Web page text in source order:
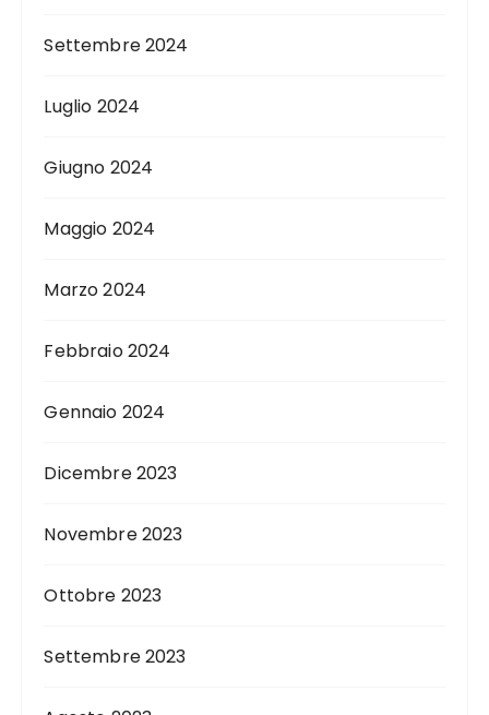
Settembre 2024
Luglio 2024
Giugno 2024
Maggio 2024
Marzo 2024
Febbraio 2024
Gennaio 2024
Dicembre 2023
Novembre 2023
Ottobre 2023
Settembre 2023